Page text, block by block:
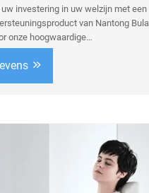
investering in uw welzijn met een
van Nantong
onze hoogwaardige
kussens en steunen, heeft u
gezonde wervelkolom en lange-